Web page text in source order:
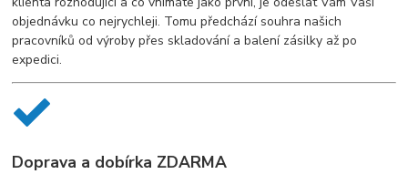
objednávku co nejrychleji. Tomu předchází souhra našich
pracovníků od výroby přes skladování a balení zásilky až po
expedici.
Doprava a dobírka ZDARMA